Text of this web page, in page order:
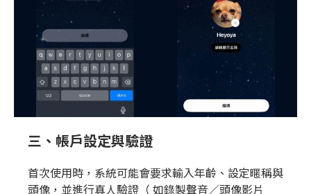
三、帳戶設定與驗證
首次使用時，系統可能會要求輸入年齡、設定暱稱與
頭像，並進行真人驗證（ 如錄製聲音／頭像影片